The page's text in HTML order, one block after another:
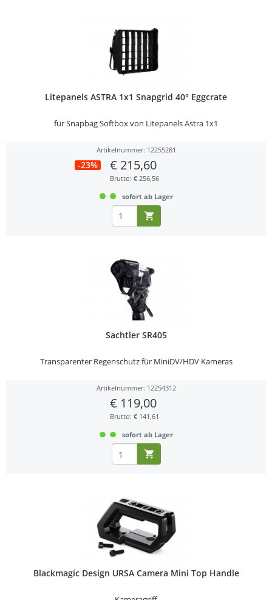
Litepanels ASTRA 1x1 Snapgrid 40° Eggcrate
für Snapbag Softbox von Litepanels Astra 1x1
Artikelnummer: 12255281
-23% € 215,60
Brutto: € 256,56
sofort ab Lager
Sachtler SR405
Transparenter Regenschutz für MiniDV/HDV Kameras
Artikelnummer: 12254312
€ 119,00
Brutto: € 141,61
sofort ab Lager
Blackmagic Design URSA Camera Mini Top Handle